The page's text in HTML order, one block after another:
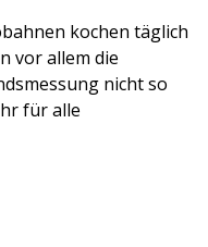
kochen täglich
vor allem die
nicht so
für alle